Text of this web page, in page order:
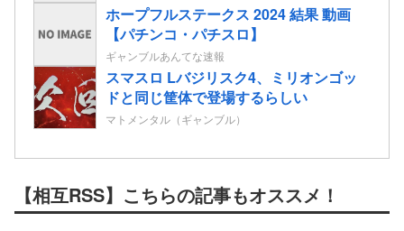
ホープフルステークス 2024 結果 動画
【パチンコ・パチスロ】
ギャンブルあんてな速報
スマスロ Lバジリスク4、ミリオンゴッ
ドと同じ筐体で登場するらしい
マトメンタル（ギャンブル）
【相互RSS】こちらの記事もオススメ！